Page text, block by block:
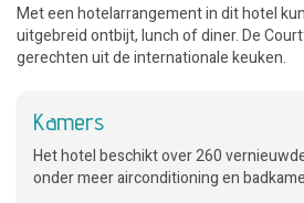
Met een hotelarrangement in dit hotel
uitgebreid ontbijt, lunch of diner. De
gerechten uit de internationale keuken.
Kamers
Het hotel beschikt over 260
onder meer airconditioning en